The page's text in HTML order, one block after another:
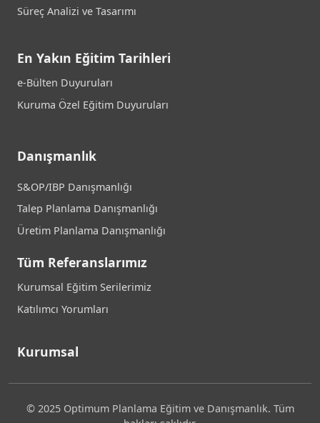
Süreç Analizi ve Tasarımı
En Yakın Eğitim Tarihleri
e-Bülten Duyuruları
Kuruma Özel Eğitim Duyuruları
Danışmanlık
S&OP/IBP Danışmanlığı
Talep Planlama Danışmanlığı
Üretim Planlama Danışmanlığı
Tüm Referanslarımız
Kurumsal Eğitim Serilerimiz
Katılımcı Yorumları
Kurumsal
© 2025 Optimum Planlama Eğitim ve Danışmanlık. Tüm